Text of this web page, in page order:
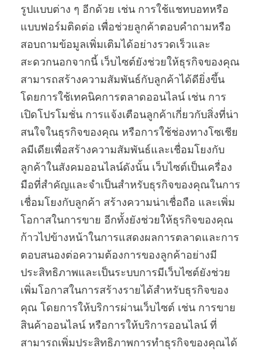
รูปแบบต่าง ๆ อีกด้วย เช่น การใช้แชทบอทหรือ
แบบฟอร์มติดต่อ เพื่อช่วยลูกค้าตอบคำถามหรือ
สอบถามข้อมูลเพิ่มเติมได้อย่างรวดเร็วและ
สะดวกนอกจากนี้ เว็บไซต์ยังช่วยให้ธุรกิจของคุณ
สามารถสร้างความสัมพันธ์กับลูกค้าได้ดียิ่งขึ้น
โดยการใช้เทคนิคการตลาดออนไลน์ เช่น การ
เปิดโปรโมชั่น การแจ้งเตือนลูกค้าเกี่ยวกับสิ่งที่น่า
สนใจในธุรกิจของคุณ หรือการใช้ช่องทางโซเชีย
ลมีเดียเพื่อสร้างความสัมพันธ์และเชื่อมโยงกับ
ลูกค้าในสังคมออนไลน์ดังนั้น เว็บไซต์เป็นเครื่อง
มือที่สำคัญและจำเป็นสำหรับธุรกิจของคุณในการ
เชื่อมโยงกับลูกค้า สร้างความน่าเชื่อถือ และเพิ่ม
โอกาสในการขาย อีกทั้งยังช่วยให้ธุรกิจของคุณ
ก้าวไปข้างหน้าในการแสดงผลการตลาดและการ
ตอบสนองต่อความต้องการของลูกค้าอย่างมี
ประสิทธิภาพและเป็นระบบการมีเว็บไซต์ยังช่วย
เพิ่มโอกาสในการสร้างรายได้สำหรับธุรกิจของ
คุณ โดยการให้บริการผ่านเว็บไซต์ เช่น การขาย
สินค้าออนไลน์ หรือการให้บริการออนไลน์ ที่
สามารถเพิ่มประสิทธิภาพการทำธุรกิจของคุณได้